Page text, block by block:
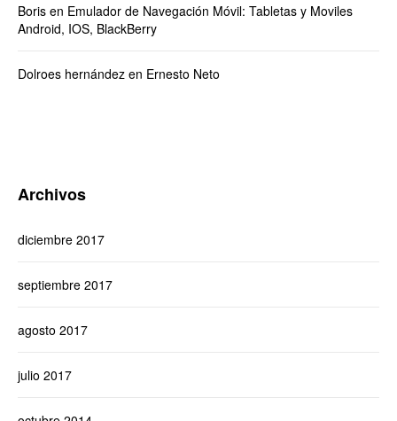
Boris en Emulador de Navegación Móvil: Tabletas y Moviles
Android, IOS, BlackBerry
Dolroes hernández en Ernesto Neto
Archivos
diciembre 2017
septiembre 2017
agosto 2017
julio 2017